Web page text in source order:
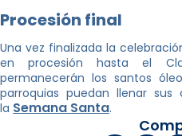
Procesión final
Una vez finalizada la
en procesión hasta el
permanecerán los santos
parroquias puedan llenar
la Semana Santa.